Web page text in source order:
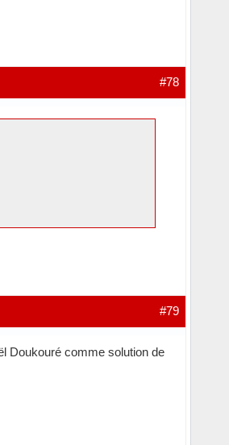
#78
#79
Doukouré comme solution de